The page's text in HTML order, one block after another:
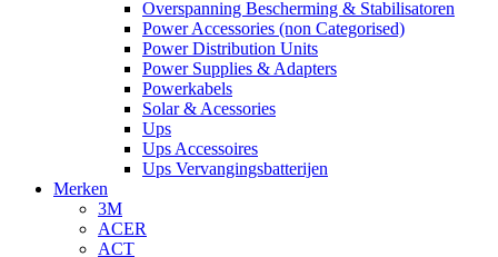
Overspanning Bescherming & Stabilisatoren
Power Accessories (non Categorised)
Power Distribution Units
Power Supplies & Adapters
Powerkabels
Solar & Acessories
Ups
Ups Accessoires
Ups Vervangingsbatterijen
Merken
3M
ACER
ACT